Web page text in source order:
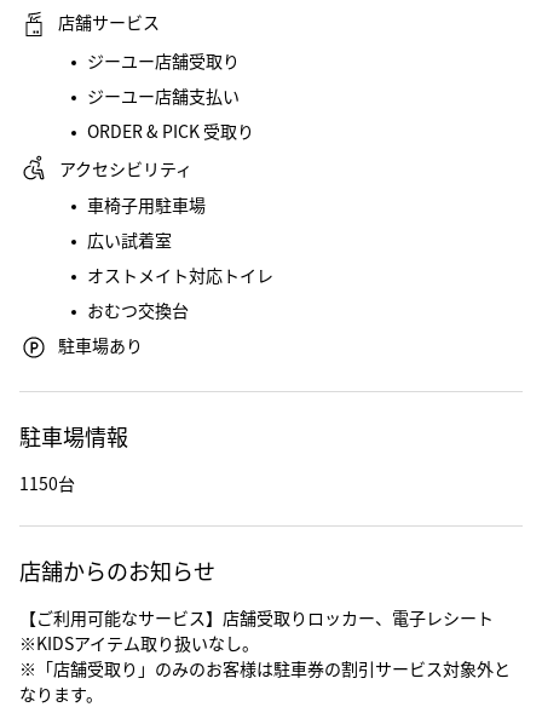
店舗サービス
ジーユー店舗受取り
ジーユー店舗支払い
ORDER & PICK 受取り
アクセシビリティ
車椅子用駐車場
広い試着室
オストメイト対応トイレ
おむつ交換台
駐車場あり
駐車場情報
1150台
店舗からのお知らせ
【ご利用可能なサービス】店舗受取りロッカー、電子レシート
※KIDSアイテム取り扱いなし。
※「店舗受取り」のみのお客様は駐車券の割引サービス対象外と
なります。